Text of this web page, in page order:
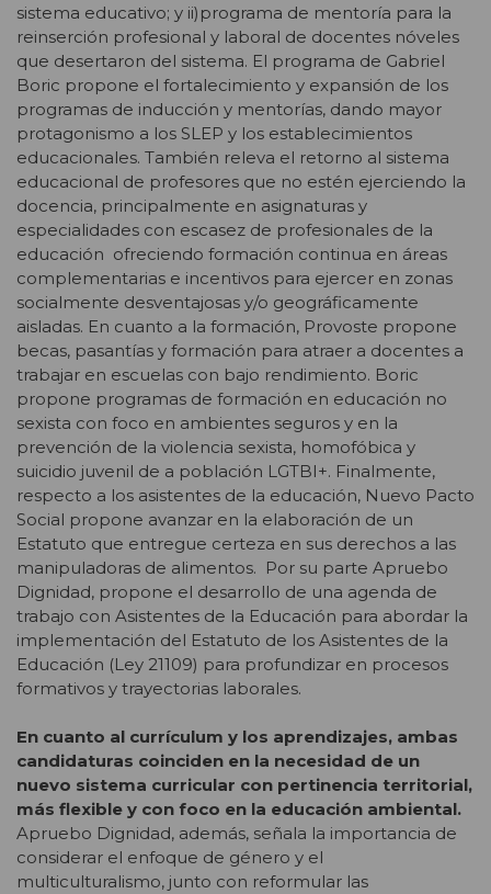
sistema educativo; y ii)programa de mentoría para la
reinserción profesional y laboral de docentes nóveles
que desertaron del sistema. El programa de Gabriel
Boric propone el fortalecimiento y expansión de los
programas de inducción y mentorías, dando mayor
protagonismo a los SLEP y los establecimientos
educacionales. También releva el retorno al sistema
educacional de profesores que no estén ejerciendo la
docencia, principalmente en asignaturas y
especialidades con escasez de profesionales de la
educación ofreciendo formación continua en áreas
complementarias e incentivos para ejercer en zonas
socialmente desventajosas y/o geográficamente
aisladas. En cuanto a la formación, Provoste propone
becas, pasantías y formación para atraer a docentes a
trabajar en escuelas con bajo rendimiento. Boric
propone programas de formación en educación no
sexista con foco en ambientes seguros y en la
prevención de la violencia sexista, homofóbica y
suicidio juvenil de a población LGTBI+. Finalmente,
respecto a los asistentes de la educación, Nuevo Pacto
Social propone avanzar en la elaboración de un
Estatuto que entregue certeza en sus derechos a las
manipuladoras de alimentos. Por su parte Apruebo
Dignidad, propone el desarrollo de una agenda de
trabajo con Asistentes de la Educación para abordar la
implementación del Estatuto de los Asistentes de la
Educación (Ley 21109) para profundizar en procesos
formativos y trayectorias laborales.
En cuanto al currículum y los aprendizajes, ambas
candidaturas coinciden en la necesidad de un
nuevo sistema curricular con pertinencia territorial,
más flexible y con foco en la educación ambiental.
Apruebo Dignidad, además, señala la importancia de
considerar el enfoque de género y el
multiculturalismo, junto con reformular las